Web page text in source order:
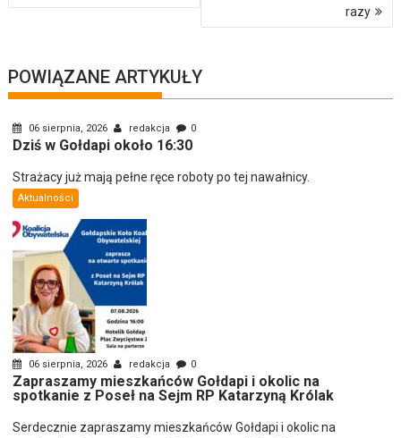
razy
POWIĄZANE ARTYKUŁY
06 sierpnia, 2026 redakcja 0
Dziś w Gołdapi około 16:30
Strażacy już mają pełne ręce roboty po tej nawałnicy.
Aktualności
06 sierpnia, 2026 redakcja 0
Zapraszamy mieszkańców Gołdapi i okolic na
spotkanie z Poseł na Sejm RP Katarzyną Królak
Serdecznie zapraszamy mieszkańców Gołdapi i okolic na